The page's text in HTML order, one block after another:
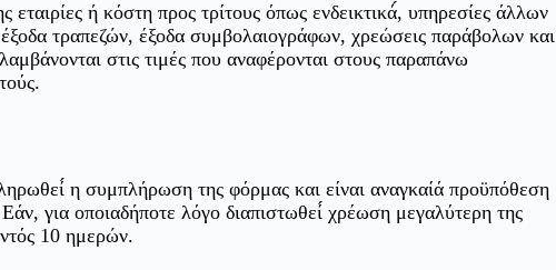
ή κόστη προς τρίτους όπως ενδεικτικά́, υπηρεσίες άλλων
τραπεζών, έξοδα συμβολαιογράφων, χρεώσεις παράβολων και
στις τιμές που αναφέρονται στους παραπάνω
η συμπλήρωση της φόρμας και είναι αναγκαίά προϋπόθεση
για οποιαδήποτε λόγο διαπιστωθεί́ χρέωση μεγαλύτερη της
10 ημερών.